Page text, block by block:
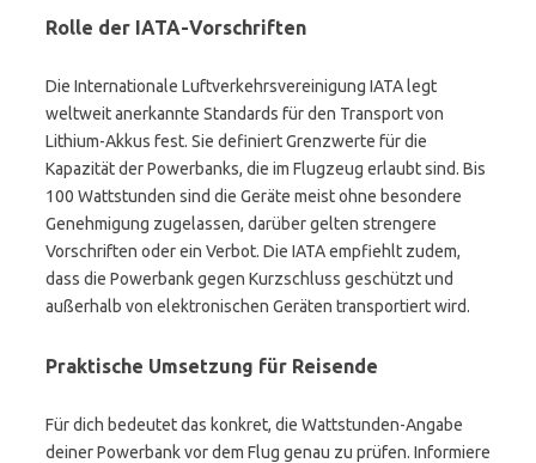
Rolle der IATA-Vorschriften
Die Internationale Luftverkehrsvereinigung IATA legt
weltweit anerkannte Standards für den Transport von
Lithium-Akkus fest. Sie definiert Grenzwerte für die
Kapazität der Powerbanks, die im Flugzeug erlaubt sind. Bis
100 Wattstunden sind die Geräte meist ohne besondere
Genehmigung zugelassen, darüber gelten strengere
Vorschriften oder ein Verbot. Die IATA empfiehlt zudem,
dass die Powerbank gegen Kurzschluss geschützt und
außerhalb von elektronischen Geräten transportiert wird.
Praktische Umsetzung für Reisende
Für dich bedeutet das konkret, die Wattstunden-Angabe
deiner Powerbank vor dem Flug genau zu prüfen. Informiere